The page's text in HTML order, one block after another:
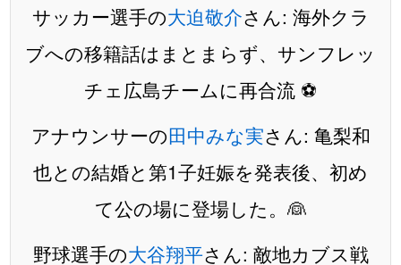
サッカー選手の大迫敬介さん: 海外クラ
ブへの移籍話はまとまらず、サンフレッ
チェ広島チームに再合流 ⚽️
アナウンサーの田中みな実さん: 亀梨和
也との結婚と第1子妊娠を発表後、初め
て公の場に登場した。👰
野球選手の大谷翔平さん: 敵地カブス戦